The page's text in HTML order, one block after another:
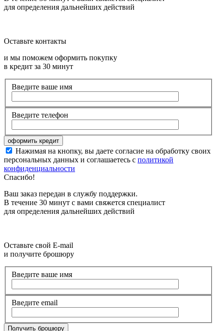
для определения дальнейших действий
Оставьте контакты
и мы поможем оформить покупку
в кредит за 30 минут
Введите ваше имя
Введите телефон
Нажимая на кнопку, вы даете согласие на обработку своих
персональных данных и соглашаетесь с политикой
конфиденциальности
Спасибо!
Ваш заказ передан в службу поддержки.
В течение 30 минут с вами свяжется специалист
для определения дальнейших действий
Оставьте свой E-mail
и получите брошюру
Введите ваше имя
Введите email